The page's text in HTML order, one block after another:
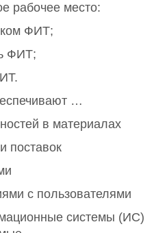
рабочее место:
ФИТ;
ФИТ;
…
в материалах
поставок
с пользователями
системы (ИС)